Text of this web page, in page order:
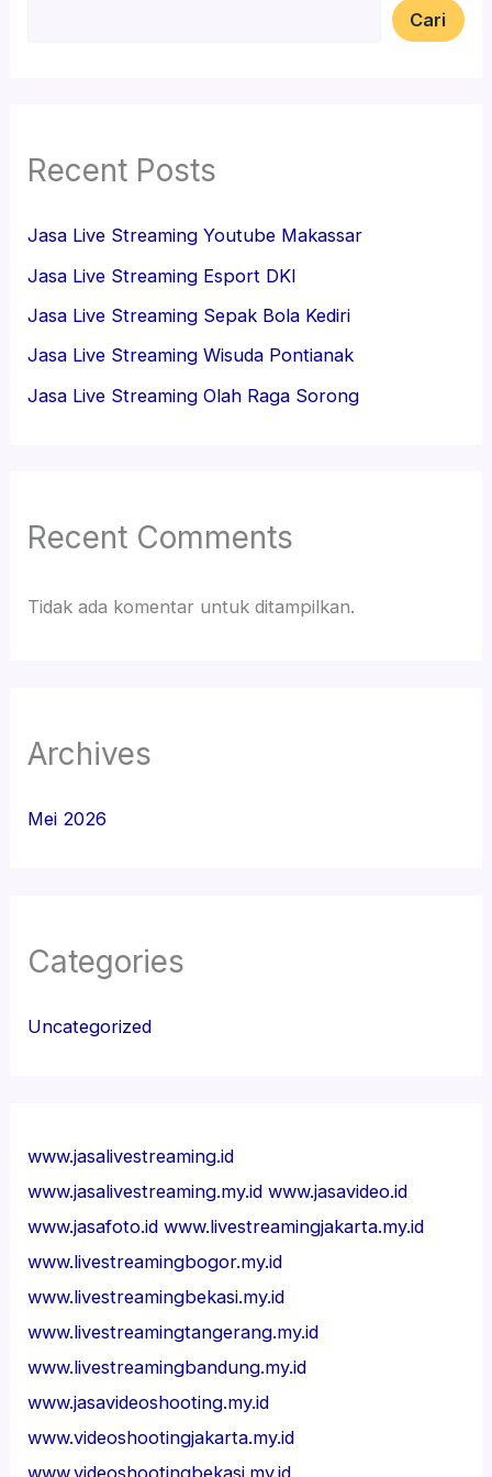
Cari
Recent Posts
Jasa Live Streaming Youtube Makassar
Jasa Live Streaming Esport DKI
Jasa Live Streaming Sepak Bola Kediri
Jasa Live Streaming Wisuda Pontianak
Jasa Live Streaming Olah Raga Sorong
Recent Comments
Tidak ada komentar untuk ditampilkan.
Archives
Mei 2026
Categories
Uncategorized
www.jasalivestreaming.id
www.jasalivestreaming.my.id www.jasavideo.id
www.jasafoto.id www.livestreamingjakarta.my.id
www.livestreamingbogor.my.id
www.livestreamingbekasi.my.id
www.livestreamingtangerang.my.id
www.livestreamingbandung.my.id
www.jasavideoshooting.my.id
www.videoshootingjakarta.my.id